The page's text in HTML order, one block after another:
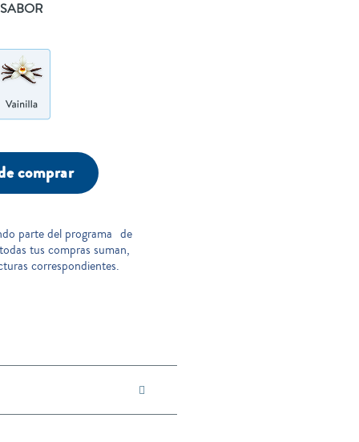
SABOR
comprar
parte del programa de
tus compras suman,
correspondientes.